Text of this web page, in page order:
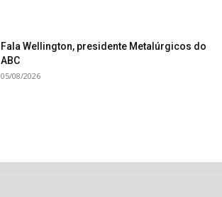
Fala Wellington, presidente Metalúrgicos do
ABC
05/08/2026